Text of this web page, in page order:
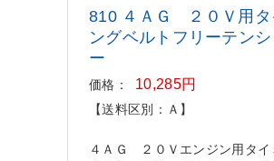
810 ４ＡＧ ２０Ｖ用タ
ングベルトフリーテン
ー
価格： 10,285円
【送料区別：Ａ】
４ＡＧ ２０Ｖエンジン用タイ